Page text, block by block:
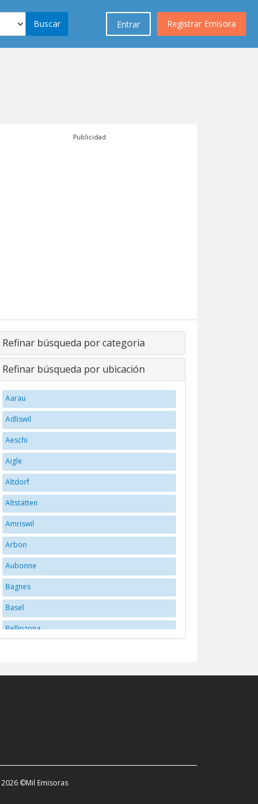
Registrar Emisora
Entrar
Buscar
Publicidad
Refinar búsqueda por categoria
Refinar búsqueda por ubicación
Aarau
Adliswil
Aeschi
Aigle
Altdorf
Altstätten
Amriswil
Arbon
Aubonne
Bagnes
Basel
Bellinzona
©Mil Emisoras